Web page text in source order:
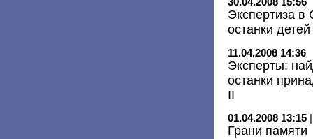
Экспертиза
останки
11.04.2008 14:36
Эксперты:
останки
II
01.04.2008 13:15
Грани памяти